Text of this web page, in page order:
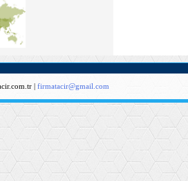
| firmatacir@gmail.com